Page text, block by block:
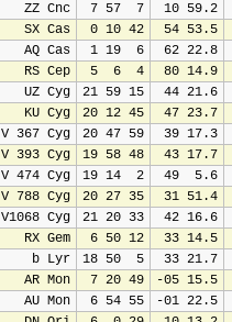
ZZ Cnc
7 57  7
10 59.2
SX Cas
0 10 42
54 53.5
AQ Cas
1 19  6
62 22.8
RS Cep
5  6  4
80 14.9
UZ Cyg
21 59 15
44 21.6
KU Cyg
20 12 45
47 23.7
V 367 Cyg
20 47 59
39 17.3
V 393 Cyg
19 58 48
43 17.7
V 474 Cyg
19 14  2
49  5.6
V 788 Cyg
20 27 35
31 51.4
V1068 Cyg
21 20 33
42 16.6
RX Gem
6 50 12
33 14.5
b Lyr
18 50  5
33 21.7
AR Mon
7 20 49
-05 15.5
AU Mon
6 54 55
-01 22.5